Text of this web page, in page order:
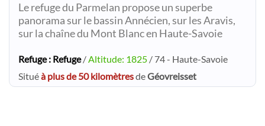
Le refuge du Parmelan propose un superbe
panorama sur le bassin Annécien, sur les Aravis,
sur la chaîne du Mont Blanc en Haute-Savoie
Refuge : Refuge/ Altitude: 1825 / 74 - Haute-Savoie
Situéà plus de 50 kilomètresdeGéovreisset